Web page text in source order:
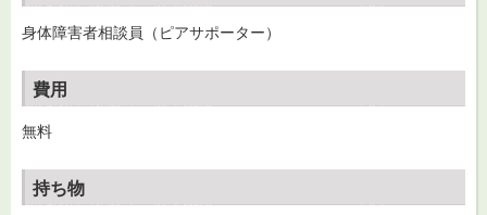
身体障害者相談員（ピアサポーター）
費用
無料
持ち物